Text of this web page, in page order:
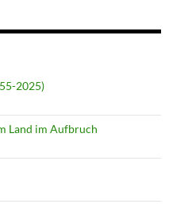
2025)
Land im Aufbruch